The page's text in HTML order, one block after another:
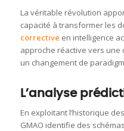
La véritable révolution
capacité à transformer les
corrective en intelligence
approche réactive vers
un changement de
L’analyse
En exploitant l’historique
GMAO identifie des